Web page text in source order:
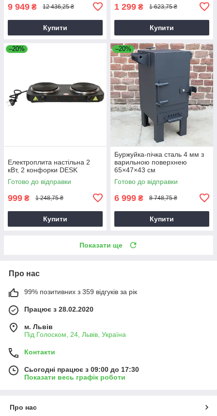
9 949 ₴ 12 436,25 ₴
Купити
1 299 ₴ 1 623,75 ₴
Купити
–20%
Електроплита настільна 2
кВт, 2 конфорки DESK
Готово до відправки
999 ₴ 1 248,75 ₴
Купити
–20%
Буржуйка-пічка сталь 4 мм з
варильною поверхнею
65×47×43 см
Готово до відправки
6 999 ₴ 8 748,75 ₴
Купити
Показати ще
Про нас
99% позитивних з 359 відгуків за рік
Працює з 28.02.2020
м. Львів
Під Голоском, 24, Львів, Україна
Контакти
Сьогодні працює з 09:00 до 17:30
Показати весь графік роботи
Про нас